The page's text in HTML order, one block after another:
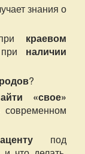
знания о
краевом
наличии
?
«свое»
под